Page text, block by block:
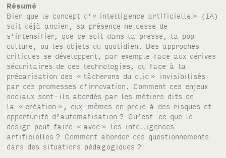
Résumé
Bien que le concept d’« intelligence artificielle » (IA)
soit déjà ancien, sa présence ne cesse de
s’intensifier, que ce soit dans la presse, la pop
culture, ou les objets du quotidien. Des approches
critiques se développent, par exemple face aux dérives
sécuritaires de ces technologies, ou face à la
précarisation des « tâcherons du clic » invisibilisés
par ces promesses d’innovation. Comment ces enjeux
sociaux sont-ils abordés par les métiers dits de
la « création », eux-mêmes en proie à des risques et
opportunité d’automatisation ? Qu’est-ce que le
design peut faire « avec » les intelligences
artificielles ? Comment aborder ces questionnements
dans des situations pédagogiques ?